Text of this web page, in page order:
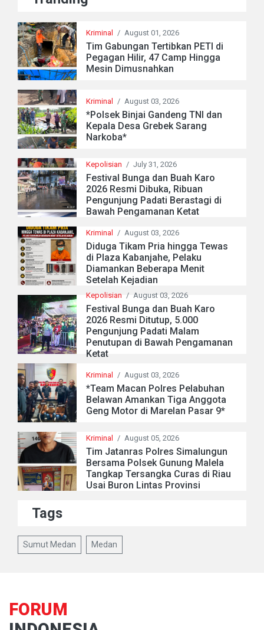
Kriminal / August 01, 2026
Tim Gabungan Tertibkan PETI di
Pegagan Hilir, 47 Camp Hingga
Mesin Dimusnahkan
Kriminal / August 03, 2026
*Polsek Binjai Gandeng TNI dan
Kepala Desa Grebek Sarang
Narkoba*
Kepolisian / July 31, 2026
Festival Bunga dan Buah Karo
2026 Resmi Dibuka, Ribuan
Pengunjung Padati Berastagi di
Bawah Pengamanan Ketat
Kriminal / August 03, 2026
Diduga Tikam Pria hingga Tewas
di Plaza Kabanjahe, Pelaku
Diamankan Beberapa Menit
Setelah Kejadian
Kepolisian / August 03, 2026
Festival Bunga dan Buah Karo
2026 Resmi Ditutup, 5.000
Pengunjung Padati Malam
Penutupan di Bawah Pengamanan
Ketat
Kriminal / August 03, 2026
*Team Macan Polres Pelabuhan
Belawan Amankan Tiga Anggota
Geng Motor di Marelan Pasar 9*
Kriminal / August 05, 2026
Tim Jatanras Polres Simalungun
Bersama Polsek Gunung Malela
Tangkap Tersangka Curas di Riau
Usai Buron Lintas Provinsi
Tags
Sumut Medan Medan
FORUM